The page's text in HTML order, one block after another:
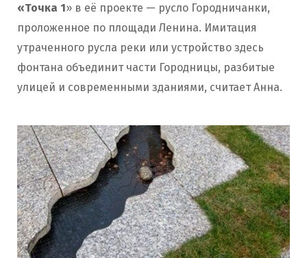
«Точка 1» в её проекте — русло Городничанки,
проложенное по площади Ленина. Имитация
утраченного русла реки или устройство здесь
фонтана объединит части Городницы, разбитые
улицей и современными зданиями, считает Анна.